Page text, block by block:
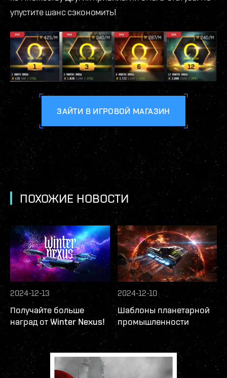
упустите шанс сэкономить!
ЗАЙТИ В ИГРОВОЙ МАГАЗИН
ПОХОЖИЕ НОВОСТИ
2024-12-13
Получайте больше
наград от Winter Nexus!
2024-12-10
Шаблоны планетарной
промышленности